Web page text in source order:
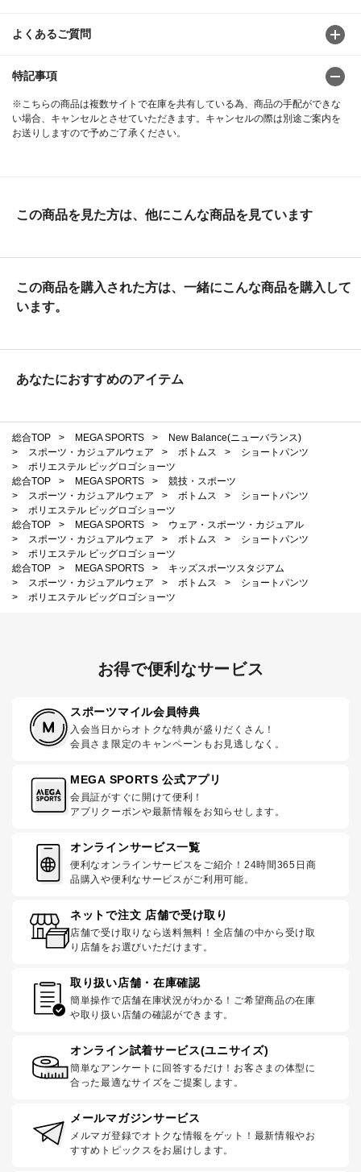
よくあるご質問
特記事項
※こちらの商品は複数サイトで在庫を共有している為、商品の手配ができな
い場合、キャンセルとさせていただきます。キャンセルの際は別途ご案内を
お送りしますので予めご了承ください。
この商品を見た方は、他にこんな商品を見ています
この商品を購入された方は、一緒にこんな商品を購入して
います。
あなたにおすすめのアイテム
総合TOP > MEGA SPORTS >
New Balance(ニューバランス)
>
スポーツ・カジュアルウェア > ボトムス >
ショートパンツ
>
ポリエステル ビッグロゴショーツ
総合TOP
> MEGA SPORTS >
競技・スポーツ
>
スポーツ・カジュアルウェア > ボトムス >
ショートパンツ
>
ポリエステル ビッグロゴショーツ
総合TOP
> MEGA SPORTS >
ウェア・スポーツ・カジュアル
>
スポーツ・カジュアルウェア > ボトムス >
ショートパンツ
>
ポリエステル ビッグロゴショーツ
総合TOP
> MEGA SPORTS >
キッズスポーツスタジアム
>
スポーツ・カジュアルウェア > ボトムス >
ショートパンツ
>
ポリエステル ビッグロゴショーツ
お得で便利なサービス
スポーツマイル会員特典
入会当日からオトクな特典が盛りだくさん！
会員さま限定のキャンペーンもお見逃しなく。
MEGA SPORTS 公式アプリ
会員証がすぐに開けて便利！
アプリクーポンや最新情報をお知らせします。
オンラインサービス一覧
便利なオンラインサービスをご紹介！24時間365日商
品購入や便利なサービスがご利用可能。
ネットで注文 店舗で受け取り
店舗で受け取りなら送料無料！全店舗の中から受け取
り店舗をお選びいただけます。
取り扱い店舗・在庫確認
簡単操作で店舗在庫状況がわかる！ご希望商品の在庫
や取り扱い店舗の確認ができます。
オンライン試着サービス(ユニサイズ)
簡単なアンケートに回答するだけ！お客さまの体型に
合った最適なサイズをご提案します。
メールマガジンサービス
メルマガ登録でオトクな情報をゲット！最新情報やお
すすめトピックスをお届けします。